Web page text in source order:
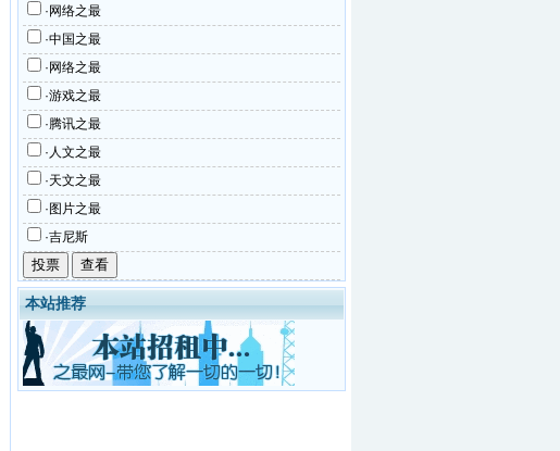
·网络之最
·中国之最
·网络之最
·游戏之最
·腾讯之最
·人文之最
·天文之最
·图片之最
·吉尼斯
本站推荐